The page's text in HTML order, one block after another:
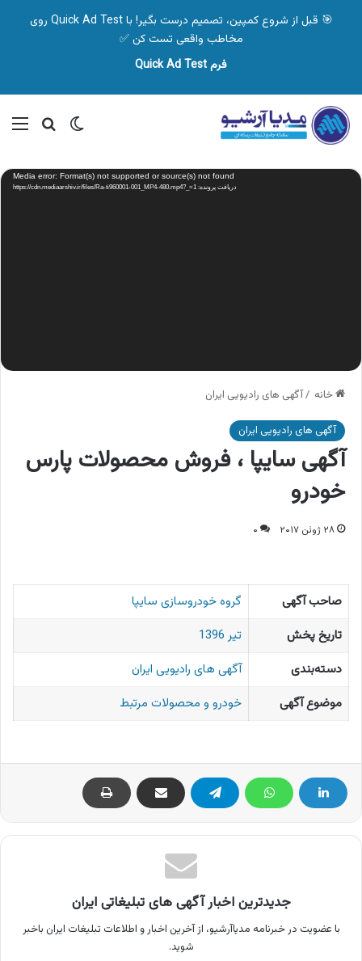
🎯 قبل از شروع کمپین، تصمیم درست بگیر! با Quick Ad Test روی
مخاطب واقعی تست کن ✅
فرم Quick Ad Test
تغییر پوسته
نمایشگر
ویدیو Media error: Format(s) not supported or source(s) not found
دریافت پرونده: https://cdn.mediaarshiv.ir/files/Ra-ti960001-001_MP4-480.mp4?_=1
خانه /آگهی های رادیویی ایران
آگهی های رادیویی ایران
آگهی سایپا ، فروش محصولات پارس
خودرو
۲۸ ژوئن ۲۰۱۷ ۰
صاحب آگهی
گروه خودروسازی سایپا
تاریخ پخش
تیر 1396
دسته‌بندی
آگهی های رادیویی ایران
موضوع آگهی
خودرو و محصولات مرتبط
جدیدترین اخبار آگهی های تبلیغاتی ایران
با عضویت در خبرنامه مدیاآرشیو، از آخرین اخبار و اطلاعات تبلیغات ایران باخبر
شوید.